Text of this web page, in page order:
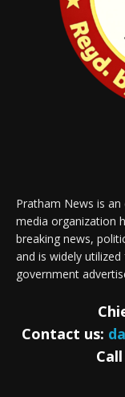
Pratham News is an
media organization
breaking news,
and is widely
government
Contact us: